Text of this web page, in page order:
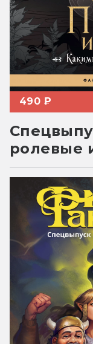
490 ₽
ролевые